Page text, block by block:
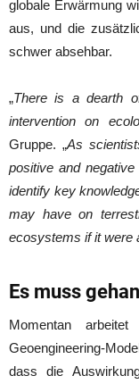
globale Erwärmung
aus, und die
schwer absehbar.
„There is a dearth
intervention on
Gruppe. „As
positive and
identify key
may have on
ecosystems if it were
Es muss
Momentan
Geoengineering-
dass die